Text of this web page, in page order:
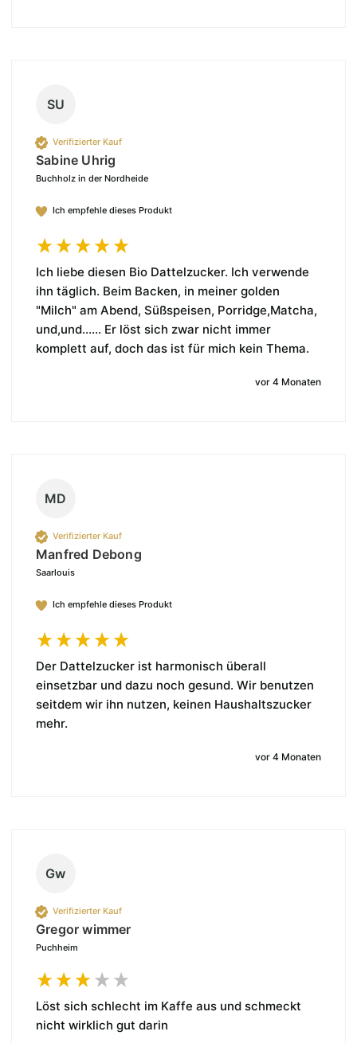
SU
Verifizierter Kauf
Sabine Uhrig
Buchholz in der Nordheide
Ich empfehle dieses Produkt
Ich liebe diesen Bio Dattelzucker. Ich verwende
ihn täglich. Beim Backen, in meiner golden
"Milch" am Abend, Süßspeisen, Porridge,Matcha,
und,und...... Er löst sich zwar nicht immer
komplett auf, doch das ist für mich kein Thema.
vor 4 Monaten
MD
Verifizierter Kauf
Manfred Debong
Saarlouis
Ich empfehle dieses Produkt
Der Dattelzucker ist harmonisch überall
einsetzbar und dazu noch gesund. Wir benutzen
seitdem wir ihn nutzen, keinen Haushaltszucker
mehr.
vor 4 Monaten
Gw
Verifizierter Kauf
Gregor wimmer
Puchheim
Löst sich schlecht im Kaffe aus und schmeckt
nicht wirklich gut darin